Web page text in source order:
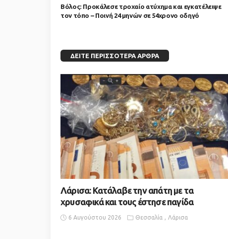
Βόλος: Προκάλεσε τροχαίο ατύχημα και εγκατέλειψε
τον τόπο – Ποινή 24 μηνών σε 54χρονο οδηγό
ΔΕΊΤΕ ΠΕΡΙΣΣΌΤΕΡΑ ΆΡΘΡΑ
Λάρισα: Κατάλαβε την απάτη με τα
χρυσαφικά και τους έστησε παγίδα
6 Αυγούστου 2026 Θεσσαλία Λάρισα